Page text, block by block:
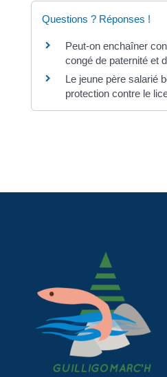
Questions ? Réponses !
Peut-on enchaîner
congé de paternité et
Le jeune père salarié
protection contre le